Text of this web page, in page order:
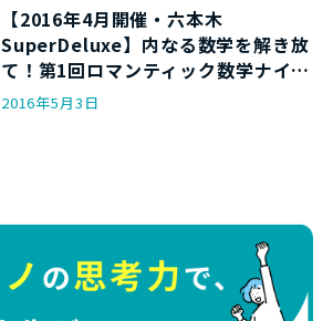
【2016年4月開催・六本木
SuperDeluxe】内なる数学を解き放
て！第1回ロマンティック数学ナイト
開催レポート
2016年5月3日